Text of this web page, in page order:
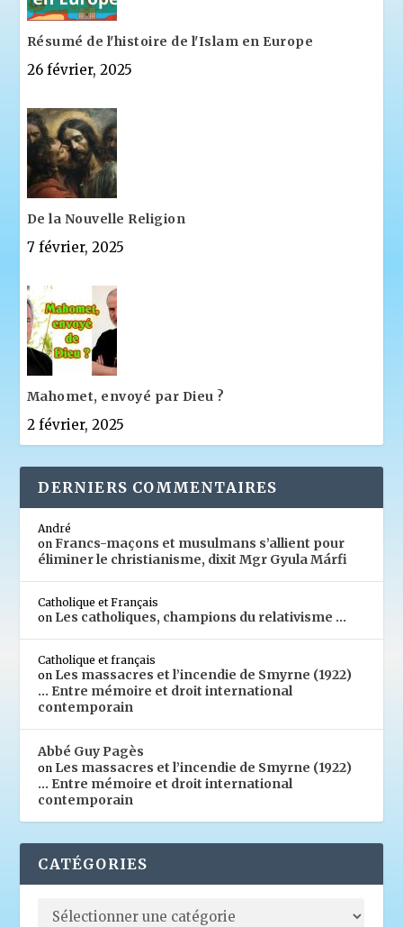
Résumé de l'histoire de l'Islam en Europe
26 février, 2025
De la Nouvelle Religion
7 février, 2025
Mahomet, envoyé par Dieu ?
2 février, 2025
DERNIERS COMMENTAIRES
André
onFrancs-maçons et musulmans s’allient pour
éliminer le christianisme, dixit Mgr Gyula Márfi
Catholique et Français
on Les catholiques, champions du relativisme …
Catholique et français
on Les massacres et l’incendie de Smyrne (1922)
… Entre mémoire et droit international
contemporain
Abbé Guy Pagès
on Les massacres et l’incendie de Smyrne (1922)
… Entre mémoire et droit international
contemporain
CATÉGORIES